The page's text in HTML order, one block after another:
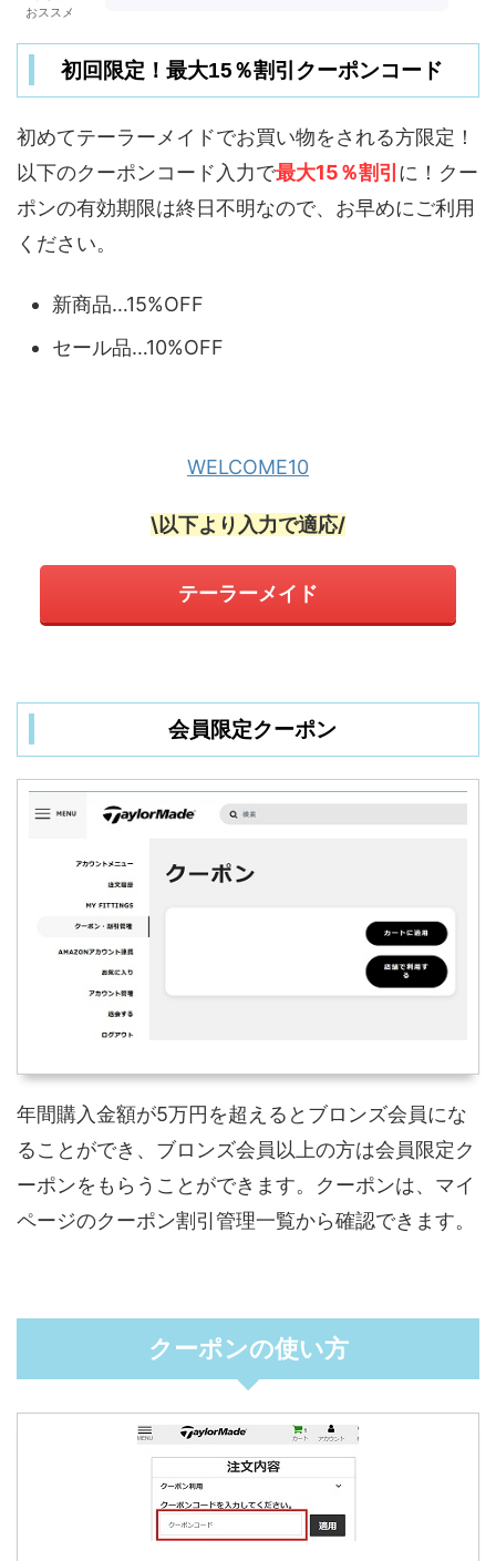
おススメ
初回限定！最大15％割引クーポンコード
初めてテーラーメイドでお買い物をされる方限定！
以下のクーポンコード入力で最大15％割引 に！クー
ポンの有効期限は終日不明なので、お早めにご利用
ください。
新商品…15%OFF
セール品…10%OFF
WELCOME10
\以下より入力で適応/
テーラーメイド
会員限定クーポン
年間購入金額が5万円を超えるとブロンズ会員にな
ることができ、ブロンズ会員以上の方は会員限定ク
ーポンをもらうことができます。クーポンは、マイ
ページのクーポン割引管理一覧から確認できます。
クーポンの使い方